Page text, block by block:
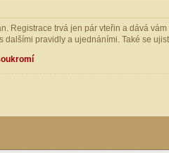
Registrace trvá jen pár vteřin a dává
dalšími pravidly a ujednáními. Také se